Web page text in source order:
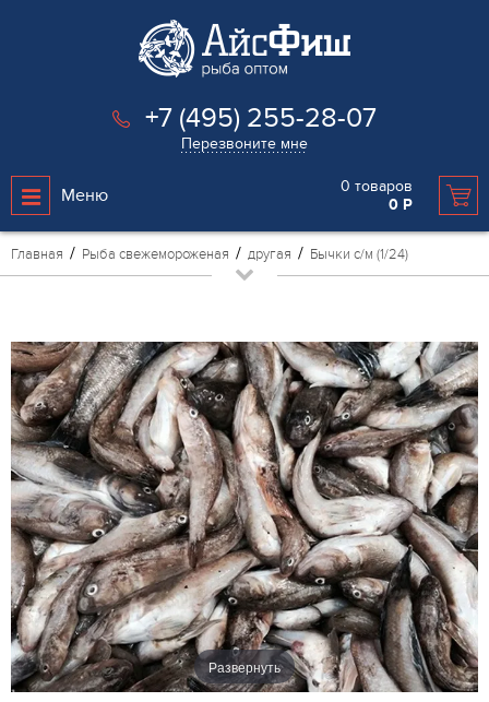
+7 (495) 255-28-07
Перезвоните мне
Меню 0 товаров
0 Р
Главная Рыба свежемороженая другая Бычки с/м (1/24)
Развернуть